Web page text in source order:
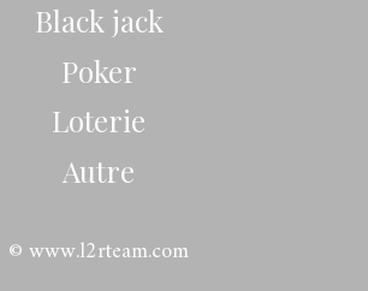
Black jack
Poker
Loterie
Autre
© www.l2rteam.com